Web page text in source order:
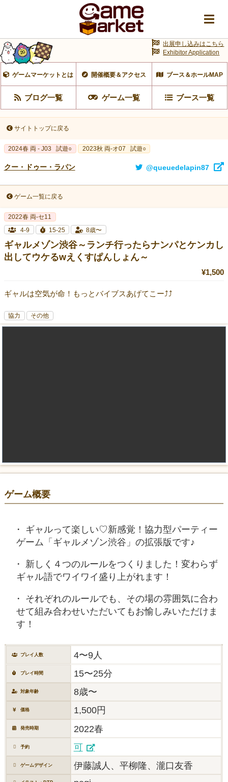
ゲームマーケットとは 開催概要＆アクセス ブース＆ホールMAP
ブログ一覧 ゲーム一覧 ブース一覧
出展申し込みはこちら
Exhibitor Application
サイトトップに戻る
2024春 両 - J03 試遊○ 2023秋 両-オ07 試遊○
クー・ドゥー・ラパン @queuedelapin87
ゲーム一覧に戻る
2022春 両-セ11
4-9
15-25 8歳〜
ギャルメゾン渋谷～ランチ行ったらナンパとケンカし
出してウケるwえくすぱんしょん～
¥1,500
ギャルは空気が命！もっとバイブスあげてこー⤴⤴
協力 その他
ゲーム概要
ギャルって楽しい♡新感覚！協力型パーティー
ゲーム「ギャルメゾン渋谷」の拡張版です♪
新しく４つのルールをつくりました！変わらず
ギャル語でワイワイ盛り上がれます！
それぞれのルールでも、その場の雰囲気に合わ
せて組み合わせいただいてもお愉しみいただけま
す！
プレイ人数 4〜9人
プレイ時間 15〜25分
対象年齢 8歳〜
価格 1,500円
発売時期 2022春
予約 可
ゲームデザイン 伊藤誠人、平柳隆、瀧口友香